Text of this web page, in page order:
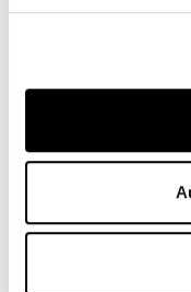
Projekte teilnimmt:
unterstützen und
Portalgebäude in
komplett gestalten,
Besichtigungstour.
conceptsued° –